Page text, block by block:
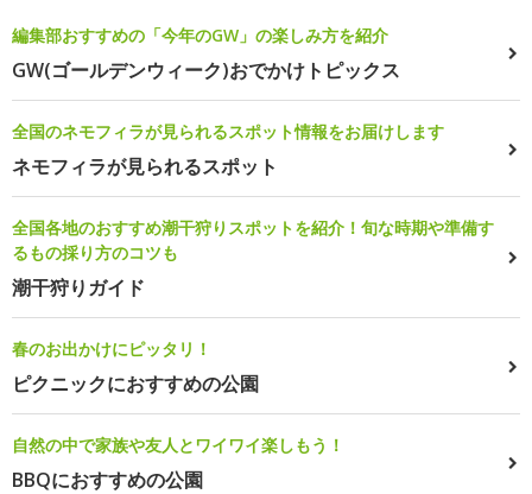
編集部おすすめの「今年のGW」の楽しみ方を紹介
GW(ゴールデンウィーク)おでかけトピックス
全国のネモフィラが見られるスポット情報をお届けします
ネモフィラが見られるスポット
全国各地のおすすめ潮干狩りスポットを紹介！旬な時期や準備す
るもの採り方のコツも
潮干狩りガイド
春のお出かけにピッタリ！
ピクニックにおすすめの公園
自然の中で家族や友人とワイワイ楽しもう！
BBQにおすすめの公園